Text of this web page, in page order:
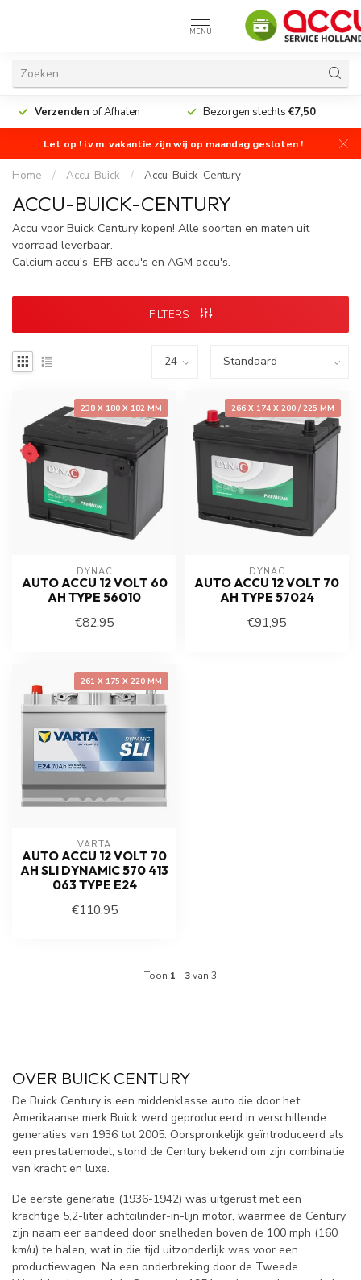
MENU
Verzenden of Afhalen Bezorgen slechts€7,50
Let op ! i.v.m. vakantie zijn wij op maandag gesloten !
Home / Accu-Buick / Accu-Buick-Century
ACCU-BUICK-CENTURY
Accu voor Buick Century kopen! Alle soorten en maten uit
voorraad leverbaar.
Calcium accu's, EFB accu's en AGM accu's.
FILTERS
238 X 180 X 182 MM
DYNAC
AUTO ACCU 12 VOLT 60
AH TYPE 56010
€82,95
266 X 174 X 200 / 225 MM
DYNAC
AUTO ACCU 12 VOLT 70
AH TYPE 57024
€91,95
261 X 175 X 220 MM
VARTA
AUTO ACCU 12 VOLT 70
AH SLI DYNAMIC 570 413
063 TYPE E24
€110,95
Toon 1 - 3van 3
OVER BUICK CENTURY
De Buick Century is een middenklasse auto die door het
Amerikaanse merk Buick werd geproduceerd in verschillende
generaties van 1936 tot 2005. Oorspronkelijk geïntroduceerd als
een prestatiemodel, stond de Century bekend om zijn combinatie
van kracht en luxe.
De eerste generatie (1936-1942) was uitgerust met een
krachtige 5,2-liter achtcilinder-in-lijn motor, waarmee de Century
zijn naam eer aandeed door snelheden boven de 100 mph (160
km/u) te halen, wat in die tijd uitzonderlijk was voor een
productiewagen. Na een onderbreking door de Tweede